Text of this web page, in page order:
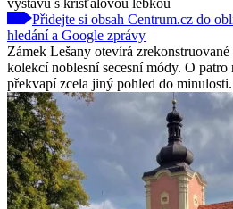
Přidejte si obsah Centrum.cz do
hledání a Google zprávy
Zámek Lešany otevírá
kolekcí noblesní secesní módy. O
překvapí zcela jiný pohled do minulosti.